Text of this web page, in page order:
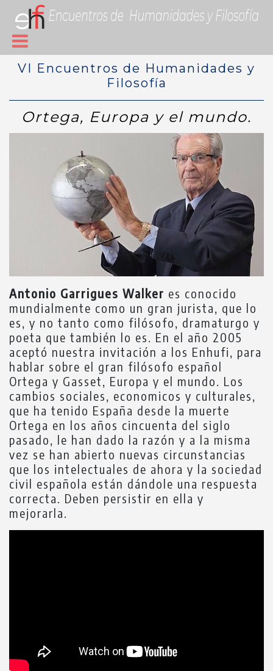
VI Encuentros de Humanidades y
Filosofía
Ortega, Europa y el mundo.
Antonio Garrigues Walker es conocido
mundialmente como un gran jurista, que lo
es, y no tanto como filósofo, dramaturgo y
poeta que también lo es. En el año 2005
aceptó nuestra invitación a los Enhufi, para
hablar sobre el gran filósofo español
Ortega y Gasset, Europa y el mundo. Los
cambios sociales, economicos y culturales,
que ha tenido España desde la muerte
Ortega en los años cincuenta del siglo
pasado, le han dado la razón y a la misma
vez se han abierto nuevas circunstancias
que los intelectuales de ahora y la sociedad
civil española están dándole una respuesta
correcta. Deben persistir en ella y
mejorarla.